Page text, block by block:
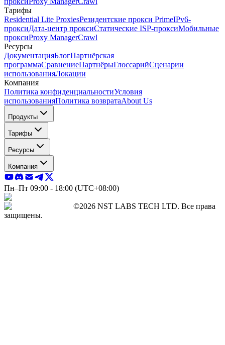
Тарифы
Residential Lite ProxiesРезидентские прокси PrimeIPv6-
проксиДата-центр проксиСтатические ISP-проксиМобильные
проксиProxy ManagerCrawl
Ресурсы
ДокументацияБлогПартнёрская
программаСравнениеПартнёрыГлоссарийСценарии
использованияЛокации
Компания
Политика конфиденциальностиУсловия
использованияПолитика возвратаAbout Us
Продукты
Тарифы
Ресурсы
Компания
Пн–Пт 09:00 - 18:00 (UTC+08:00)
©2026 NST LABS TECH LTD. Все права
защищены.